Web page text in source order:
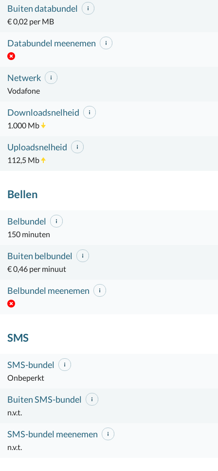
Buiten databundel
€ 0,02 per MB
Databundel meenemen
Netwerk
Vodafone
Downloadsnelheid
1.000 Mb
Uploadsnelheid
112,5 Mb
Bellen
Belbundel
150 minuten
Buiten belbundel
€ 0,46 per minuut
Belbundel meenemen
SMS
SMS-bundel
Onbeperkt
Buiten SMS-bundel
n.v.t.
SMS-bundel meenemen
n.v.t.